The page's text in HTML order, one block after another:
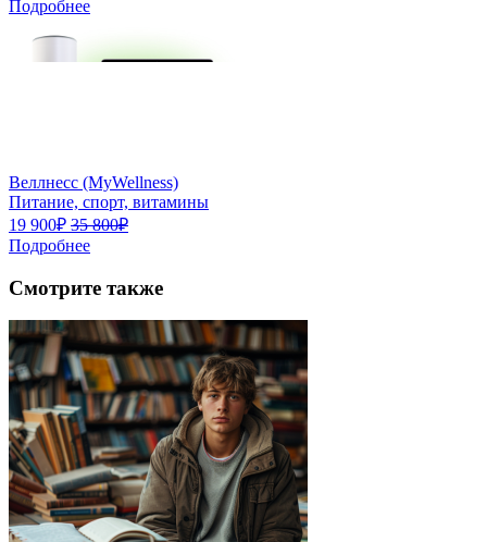
Подробнее
Веллнесс (MyWellness)
Питание, спорт, витамины
19 900₽ 35 800₽
Подробнее
Смотрите также